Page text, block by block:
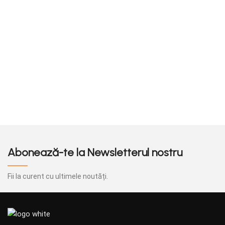
Abonează-te la Newsletterul nostru
Fii la curent cu ultimele noutăți.